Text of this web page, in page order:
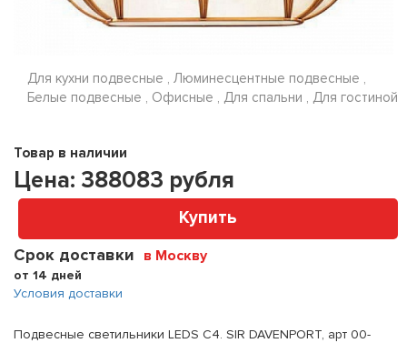
Для кухни подвесные , Люминесцентные подвесные ,
Белые подвесные , Офисные , Для спальни , Для гостиной
Товар в наличии
Цена: 388083 рубля
Купить
Срок доставки в Москву
от 14 дней
Условия доставки
Подвесные светильники LEDS C4. SIR DAVENPORT, арт 00-